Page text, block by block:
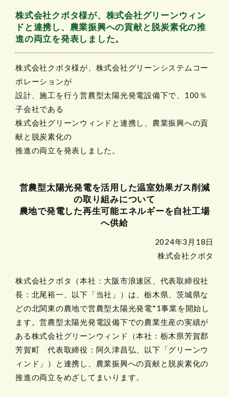
株式会社クボタ様が、株式会社グリーンウィン
ドと連携し、農業振興への貢献と脱炭素化の推
進の両立を発表しました。
株式会社クボタ様が、株式会社グリーンシステムコー
ポレーションが
設計、施工を行う営農型太陽光発電設備下で、100％
子会社である
株式会社グリーンウィンドと連携し、農業振興への貢
献と脱炭素化の
推進の両立を発表しました。
営農型太陽光発電を活用した温室効果ガス削減
の取り組みについて
農地で発電した再生可能エネルギーを自社工場
へ供給
2024年3月18日
株式会社クボタ
株式会社クボタ（本社：大阪市浪速区、代表取締役社
長：北尾裕一、以下「当社」）は、栃木県、茨城県な
どの北関東の農地で営農型太陽光発電*1事業を開始し
ます。営農型太陽光発電設備下での農業生産の実績が
ある株式会社グリーンウィンド（本社：栃木県芳賀郡
芳賀町 代表取締役：阿久津昌弘、以下「グリーンウ
ィンド」）と連携し、農業振興への貢献と脱炭素化の
推進の両立をめざしてまいります。